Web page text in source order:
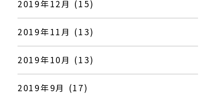
2019年12月 (15)
2019年11月 (13)
2019年10月 (13)
2019年9月 (17)